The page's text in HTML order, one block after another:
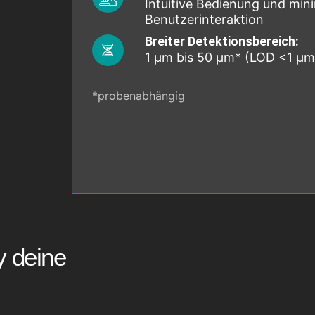
Intuitive Bedienung und
Benutzerinteraktion
Breiter Detektionsbereich:
1 µm bis 50 µm* (LOD <1
*probenabhängig
deine